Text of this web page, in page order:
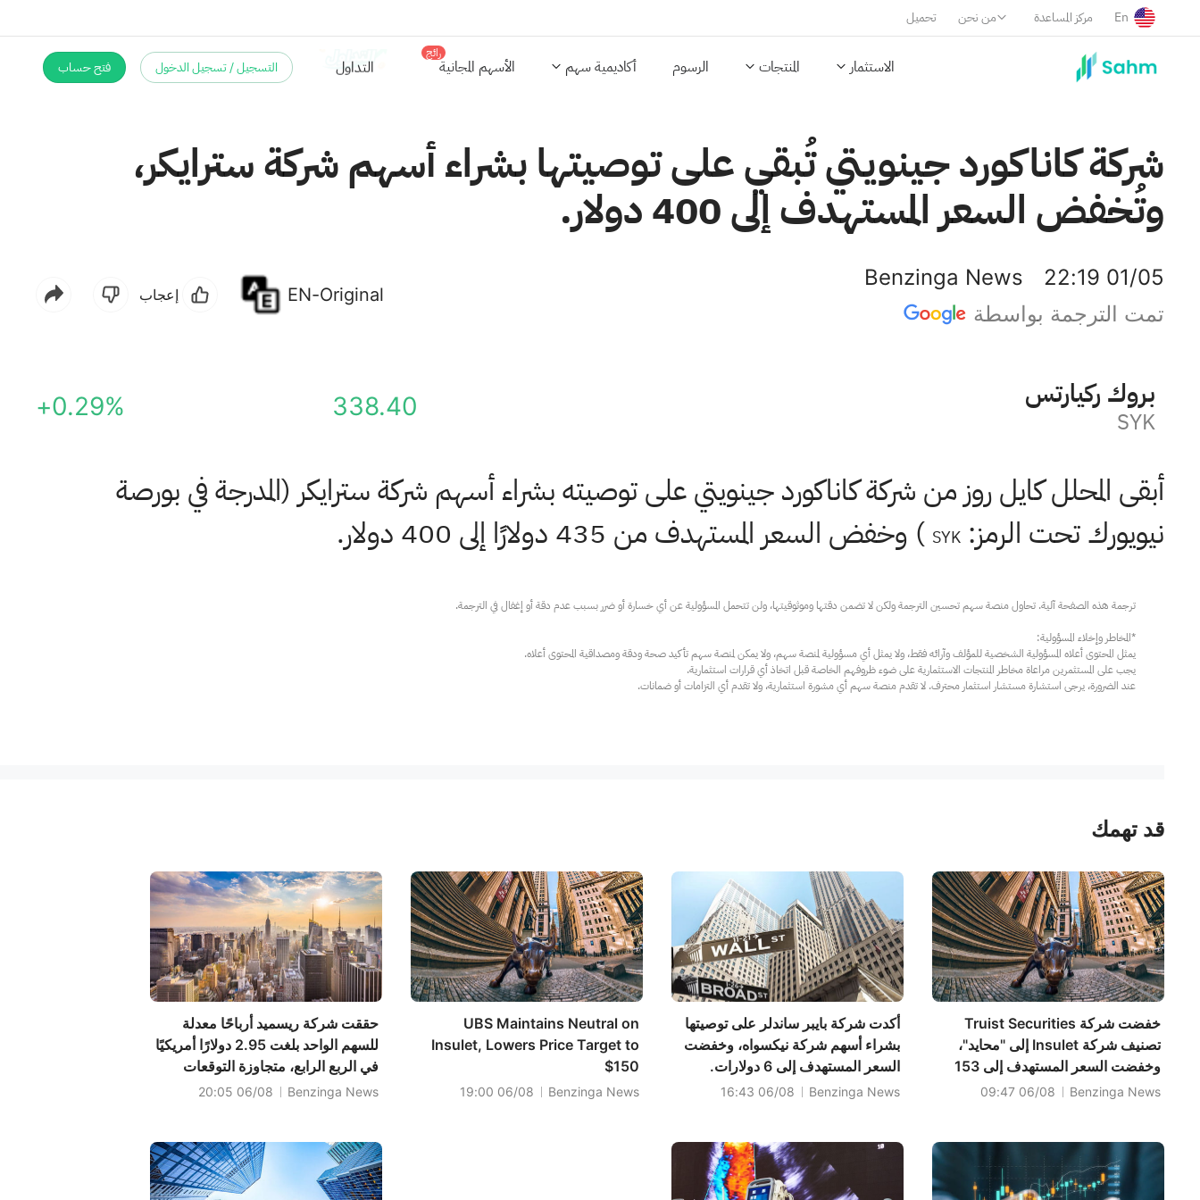
تحميل من نحن مركز المساعدة En
الاستثمار المنتجات الرسوم أكاديمية سهم الأسهم المجانية
رائج
التسجيل / تسجيل الدخول فتح حساب
شركة كاناكورد جينويتي تُبقي على توصيتها بشراء أسهم شركة سترايكر،
وتُخفض السعر المستهدف إلى 400 دولار.
Benzinga News
22:19 01/05
تمت الترجمة بواسطة
EN-Original إعجاب
سترايكر كورب
SYK
338.40
+0.29%
أبقى المحلل كايل روز من شركة كاناكورد جينويتي على توصيته بشراء أسهم شركة سترايكر (المدرجة في بورصة
نيويورك تحت الرمز: SYK ) وخفض السعر المستهدف من 435 دولارًا إلى 400 دولار.
عند الضرورة، يرجى استشارة مستشار استثمار محترف. لا تقدم منصة سهم أي مشورة استثمارية، ولا تقدم أي التزامات أو ضمانات.
قد تهمك
خفضت شركة Truist Securities
تصنيف شركة Insulet إلى "محايد"،
وخفضت السعر المستهدف إلى 153
دولارًا.
Benzinga News
06/08 09:47
أكدت شركة بايبر ساندلر على توصيتها
بشراء أسهم شركة نيكسواه، وخفضت
السعر المستهدف إلى 6 دولارات.
Benzinga News
06/08 16:43
UBS Maintains Neutral on
Insulet, Lowers Price Target to
$150
Benzinga News
06/08 19:00
حققت شركة ريسميد أرباحًا معدلة
للسهم الواحد بلغت 2.95 دولارًا أمريكيًا
في الربع الرابع، متجاوزة التوقعات
البالغة 2.89 دولارًا أمريكيًا، وبلغت
دولار أمريكي.
Benzinga News
06/08 20:05